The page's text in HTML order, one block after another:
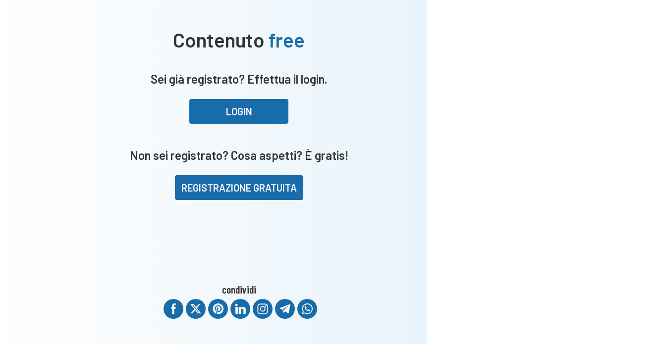
Venezia,
Brixia
calendario
Contenuto free
Sei già registrato? Effettua il login.
LOGIN
Non sei registrato? Cosa aspetti? È gratis!
REGISTRAZIONE GRATUITA
condividi